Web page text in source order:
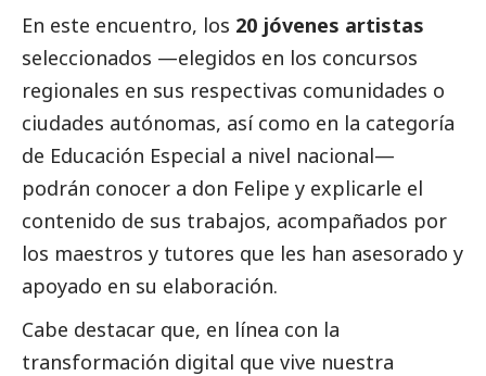
En este encuentro, los 20 jóvenes artistas
seleccionados —elegidos en los concursos
regionales en sus respectivas comunidades o
ciudades autónomas, así como en la categoría
de Educación Especial a nivel nacional—
podrán conocer a don Felipe y explicarle el
contenido de sus trabajos, acompañados por
los maestros y tutores que les han asesorado y
apoyado en su elaboración.
Cabe destacar que, en línea con la
transformación digital que vive nuestra